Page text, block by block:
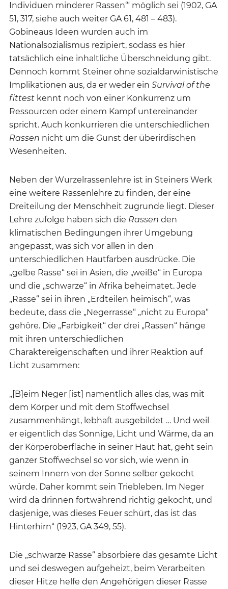
Individuen minderer Rassen‘“ möglich sei (1902, GA
51, 317, siehe auch weiter GA 61, 481 – 483).
Gobineaus Ideen wurden auch im
Nationalsozialismus rezipiert, sodass es hier
tatsächlich eine inhaltliche Überschneidung gibt.
Dennoch kommt Steiner ohne sozialdarwinistische
Implikationen aus, da er weder ein Survival of the
fittest kennt noch von einer Konkurrenz um
Ressourcen oder einem Kampf untereinander
spricht. Auch konkurrieren die unterschiedlichen
Rassen nicht um die Gunst der überirdischen
Wesenheiten.
Neben der Wurzelrassenlehre ist in Steiners Werk
eine weitere Rassenlehre zu finden, der eine
Dreiteilung der Menschheit zugrunde liegt. Dieser
Lehre zufolge haben sich die Rassen den
klimatischen Bedingungen ihrer Umgebung
angepasst, was sich vor allen in den
unterschiedlichen Hautfarben ausdrücke. Die
„gelbe Rasse“ sei in Asien, die „weiße“ in Europa
und die „schwarze“ in Afrika beheimatet. Jede
„Rasse“ sei in ihren „Erdteilen heimisch“, was
bedeute, dass die „Negerrasse“ „nicht zu Europa“
gehöre. Die „Farbigkeit“ der drei „Rassen“ hänge
mit ihren unterschiedlichen
Charaktereigenschaften und ihrer Reaktion auf
Licht zusammen:
„[B]eim Neger [ist] namentlich alles das, was mit
dem Körper und mit dem Stoffwechsel
zusammenhängt, lebhaft ausgebildet … Und weil
er eigentlich das Sonnige, Licht und Wärme, da an
der Körperoberfläche in seiner Haut hat, geht sein
ganzer Stoffwechsel so vor sich, wie wenn in
seinem Innern von der Sonne selber gekocht
würde. Daher kommt sein Triebleben. Im Neger
wird da drinnen fortwährend richtig gekocht, und
dasjenige, was dieses Feuer schürt, das ist das
Hinterhirn“ (1923, GA 349, 55).
Die „schwarze Rasse“ absorbiere das gesamte Licht
und sei deswegen aufgeheizt, beim Verarbeiten
dieser Hitze helfe den Angehörigen dieser Rasse